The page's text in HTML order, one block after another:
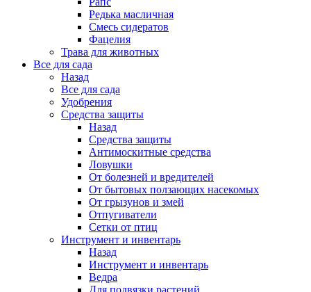
Редька масличная
Смесь сидератов
Фацелия
Трава для животных
Все для сада
Назад
Все для сада
Удобрения
Средства защиты
Назад
Средства защиты
Антимоскитные средства
Ловушки
От болезней и вредителей
От бытовых ползающих насекомых
От грызунов и змей
Отпугиватели
Сетки от птиц
Инструмент и инвентарь
Назад
Инструмент и инвентарь
Ведра
Для подвязки растений